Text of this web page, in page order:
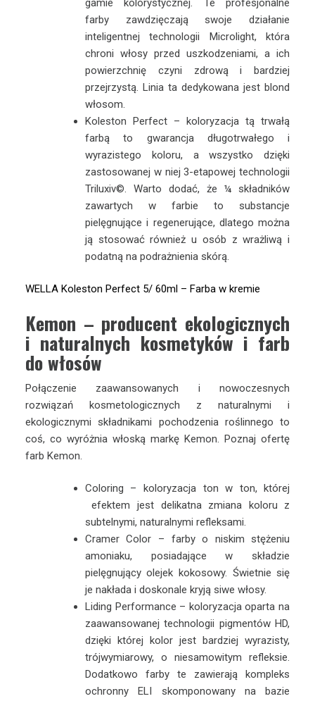
farby zawdzięczają swoje działanie
inteligentnej technologii Microlight, która
chroni włosy przed uszkodzeniami, a ich
powierzchnię czyni zdrową i bardziej
przejrzystą. Linia ta dedykowana jest blond
włosom.
Koleston Perfect – koloryzacja tą trwałą
farbą to gwarancja długotrwałego i
wyrazistego koloru, a wszystko dzięki
zastosowanej w niej 3-etapowej technologii
Triluxiv©. Warto dodać, że ¼ składników
zawartych w farbie to substancje
pielęgnujące i regenerujące, dlatego można
ją stosować również u osób z wrażliwą i
podatną na podrażnienia skórą.
WELLA Koleston Perfect 5/ 60ml – Farba w kremie
Kemon – producent ekologicznych
i naturalnych kosmetyków i farb
do włosów
Połączenie zaawansowanych i nowoczesnych
rozwiązań kosmetologicznych z naturalnymi i
ekologicznymi składnikami pochodzenia roślinnego to
coś, co wyróżnia włoską markę Kemon. Poznaj ofertę
farb Kemon.
Coloring – koloryzacja ton w ton, której
efektem jest delikatna zmiana koloru z
subtelnymi, naturalnymi refleksami.
Cramer Color – farby o niskim stężeniu
amoniaku, posiadające w składzie
pielęgnujący olejek kokosowy. Świetnie się
je nakłada i doskonale kryją siwe włosy.
Liding Performance – koloryzacja oparta na
zaawansowanej technologii pigmentów HD,
dzięki której kolor jest bardziej wyrazisty,
trójwymiarowy, o niesamowitym refleksie.
Dodatkowo farby te zawierają kompleks
ochronny ELI skomponowany na bazie